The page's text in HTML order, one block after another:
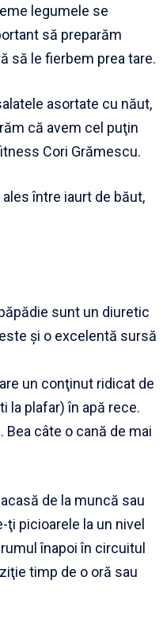
legumele se
să preparăm
să le fierbem prea tare.
asortate cu năut,
că avem cel puţin
Cori Grămescu.
între iaurt de băut,
sunt un diuretic
şi o excelentă sursă
un conţinut ridicat de
la plafar) în apă rece.
câte o cană de mai
de la muncă sau
ţi picioarele la un nivel
înapoi în circuitul
timp de o oră sau